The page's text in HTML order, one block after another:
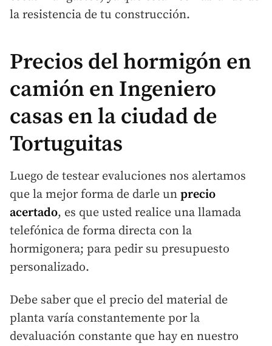
la resistencia de tu construcción.
Precios del hormigón en
camión en Ingeniero
casas en la ciudad de
Tortuguitas
Luego de testear evaluciones nos alertamos
que la mejor forma de darle un precio
acertado, es que usted realice una llamada
telefónica de forma directa con la
hormigonera; para pedir su presupuesto
personalizado.
Debe saber que el precio del material de
planta varía constantemente por la
devaluación constante que hay en nuestro